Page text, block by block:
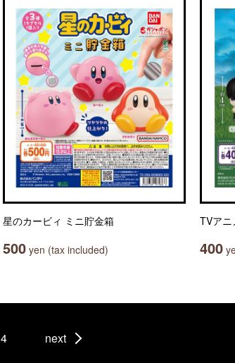
星のカービィ ミニ貯金箱
500 yen (tax included)
TVアニ
400
4 next